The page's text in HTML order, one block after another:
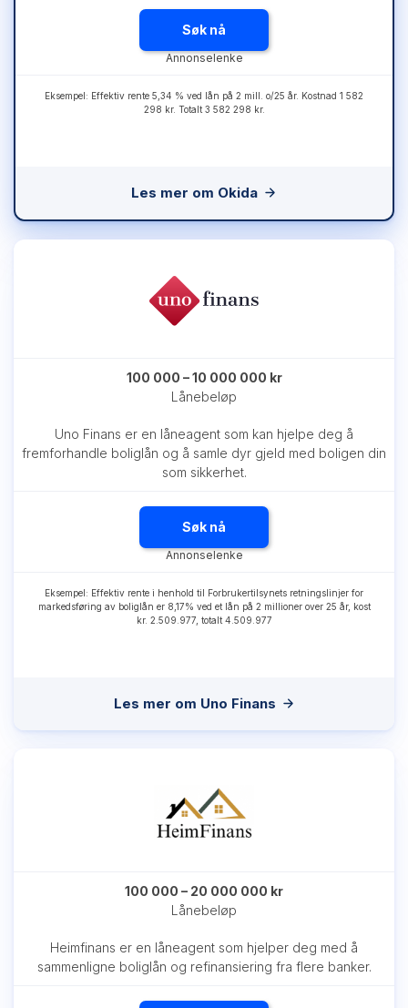
Søk nå
Eksempel: Effektiv rente 5,34 % ved lån på 2 mill. o/25 år. Kostnad 1 582
298 kr. Totalt 3 582 298 kr.
Les mer om Okida
Lånebeløp
100 000 – 10 000 000 kr
Uno Finans er en låneagent som kan hjelpe deg å
fremforhandle boliglån og å samle dyr gjeld med boligen din
som sikkerhet.
Søk nå
Eksempel: Effektiv rente i henhold til Forbrukertilsynets retningslinjer for
markedsføring av boliglån er 8,17% ved et lån på 2 millioner over 25 år, kost
kr. 2.509.977, totalt 4.509.977
Les mer om Uno Finans
Lånebeløp
100 000 – 20 000 000 kr
Heimfinans er en låneagent som hjelper deg med å
sammenligne boliglån og refinansiering fra flere banker.